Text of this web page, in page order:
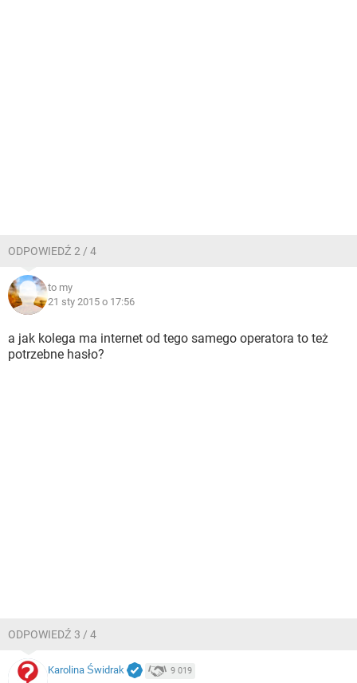
ODPOWIEDŹ 2 / 4
to my
21 sty 2015 o 17:56
a jak kolega ma internet od tego samego operatora to też
potrzebne hasło?
ODPOWIEDŹ 3 / 4
Karolina Świdrak 9 019